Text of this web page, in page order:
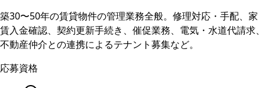
築30〜50年の賃貸物件の管理業務全般。修理対応・手配、家
賃入金確認、契約更新手続き、催促業務、電気・水道代請求、
不動産仲介との連携によるテナント募集など。
応募資格